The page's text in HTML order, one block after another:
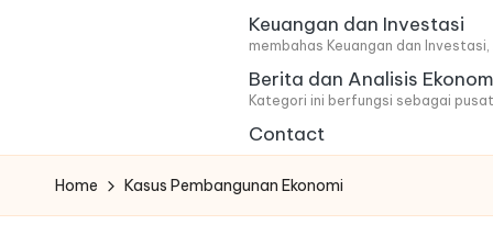
o
v
Keuangan dan Investasi
membahas Keuangan dan
Berita dan Analisis
Kategori ini berfungsi sebagai
Contact
Home Kasus Pembangunan Ekonomi